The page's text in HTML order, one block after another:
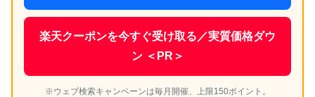
楽天クーポンを今すぐ受け取る／実質価格ダウ
ン ＜PR＞
※ウェブ検索キャンペーンは毎月開催、上限150ポイント。